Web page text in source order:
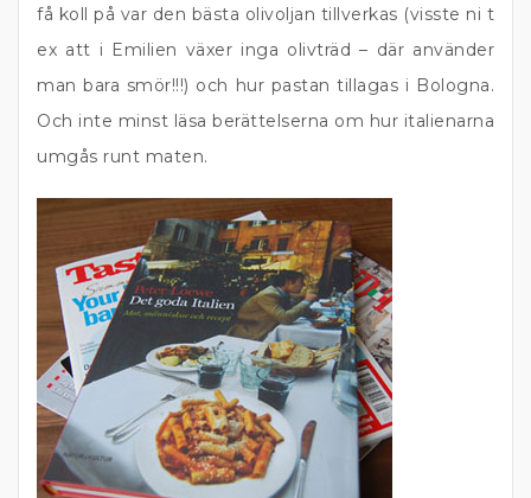
få koll på var den bästa olivoljan tillverkas (visste ni t
ex att i Emilien växer inga olivträd – där använder
man bara smör!!!) och hur pastan tillagas i Bologna.
Och inte minst läsa berättelserna om hur italienarna
umgås runt maten.